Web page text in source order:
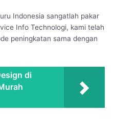
Indonesia sangatlah pakar
Info Technologi, kami telah
peningkatan sama dengan
di